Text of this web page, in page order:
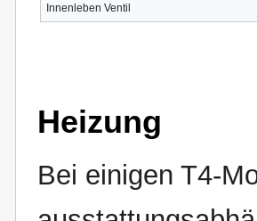
Innenleben Ventil
Heizung
Bei einigen T4-